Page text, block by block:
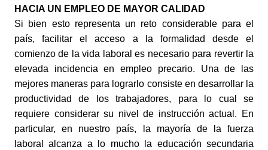
HACIA UN EMPLEO DE MAYOR CALIDAD
Si bien esto representa un reto considerable para el
país, facilitar el acceso a la formalidad desde el
comienzo de la vida laboral es necesario para revertir la
elevada incidencia en empleo precario. Una de las
mejores maneras para lograrlo consiste en desarrollar la
productividad de los trabajadores, para lo cual se
requiere considerar su nivel de instrucción actual. En
particular, en nuestro país, la mayoría de la fuerza
laboral alcanza a lo mucho la educación secundaria